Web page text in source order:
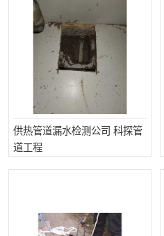
供热管道漏水检测公司 科探管
道工程